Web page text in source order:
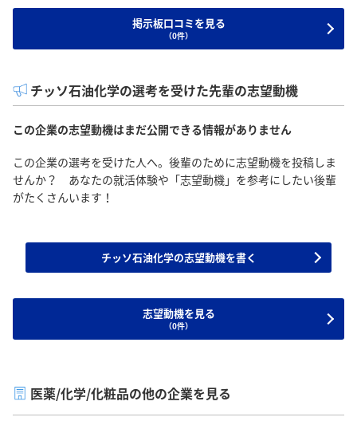
掲示板口コミを見る
（0件）
チッソ石油化学の選考を受けた先輩の志望動機
この企業の志望動機はまだ公開できる情報がありません
この企業の選考を受けた人へ。後輩のために志望動機を投稿しま
せんか？ あなたの就活体験や「志望動機」を参考にしたい後輩
がたくさんいます！
チッソ石油化学の志望動機を書く
志望動機を見る
（0件）
医薬/化学/化粧品の他の企業を見る